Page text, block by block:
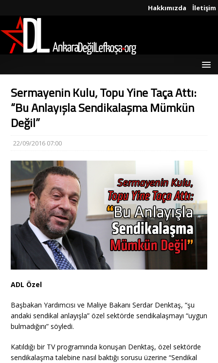
Hakkımızda İletişim
Sermayenin Kulu, Topu Yine Taça Attı:
“Bu Anlayışla Sendikalaşma Mümkün
Değil”
22/09/2016 07:00
ADL Özel
Başbakan Yardımcısı ve Maliye Bakanı Serdar Denktaş, “şu
andaki sendikal anlayışla” özel sektörde sendikalaşmayı “uygun
bulmadığını” söyledi.
Katıldığı bir TV programında konuşan Denktaş, özel sektörde
sendikalaşma talebine nasıl baktığı sorusu üzerine “Sendikal